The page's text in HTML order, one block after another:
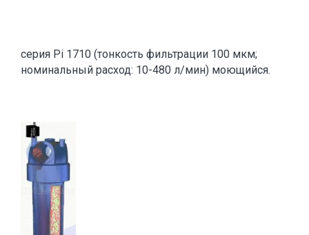
серия Pi 1710 (тонкость фильтрации 100 мкм;
номинальный расход: 10-480 л/мин) моющийся.